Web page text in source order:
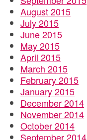
August 2015
July 2015
June 2015
May 2015
April 2015
March 2015
February 2015
January 2015
December 2014
November 2014
October 2014
September 2014